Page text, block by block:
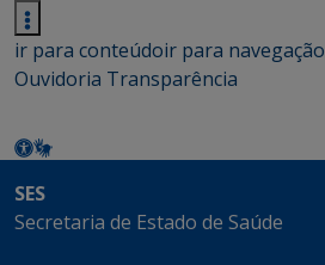
ir para conteúdoir para navegação
Ouvidoria Transparência
SES
Secretaria de Estado de Saúde